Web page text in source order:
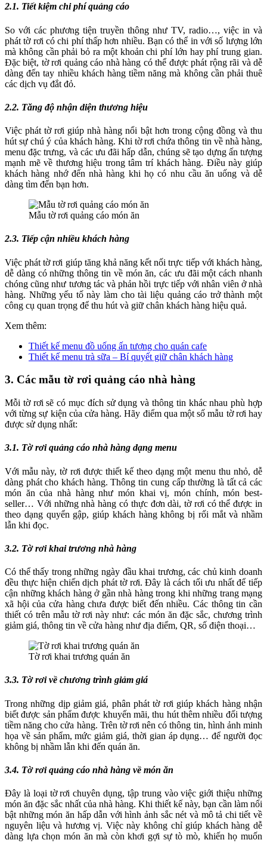
2.1. Tiết kiệm chi phí quảng cáo
So với các phương tiện truyền thông như TV, radio…, việc in và
phát tờ rơi có chi phí thấp hơn nhiều. Bạn có thể in với số lượng lớn
mà không cần phải bỏ ra một khoản chi phí lớn hay phí trung gian.
Đặc biệt, tờ rơi quảng cáo nhà hàng có thể được phát rộng rãi và dễ
dàng đến tay nhiều khách hàng tiềm năng mà không cần phải thuê
các dịch vụ đắt đỏ.
2.2. Tăng độ nhận diện thương hiệu
Việc phát tờ rơi giúp nhà hàng nổi bật hơn trong cộng đồng và thu
hút sự chú ý của khách hàng. Khi tờ rơi chứa thông tin về nhà hàng,
menu đặc trưng, và các ưu đãi hấp dẫn, chúng sẽ tạo dựng ấn tượng
mạnh mẽ về thương hiệu trong tâm trí khách hàng. Điều này giúp
khách hàng nhớ đến nhà hàng khi họ có nhu cầu ăn uống và dễ
dàng tìm đến bạn hơn.
Mẫu tờ rơi quảng cáo món ăn
2.3. Tiếp cận nhiều khách hàng
Việc phát tờ rơi giúp tăng khả năng kết nối trực tiếp với khách hàng,
dễ dàng có những thông tin về món ăn, các ưu đãi một cách nhanh
chóng cũng như tương tác và phản hồi trực tiếp với nhân viên ở nhà
hàng. Những yếu tố này làm cho tài liệu quảng cáo trở thành một
công cụ quan trọng để thu hút và giữ chân khách hàng hiệu quả.
Xem thêm:
Thiết kế menu đồ uống ấn tượng cho quán cafe
Thiết kế menu trà sữa – Bí quyết giữ chân khách hàng
3. Các mẫu tờ rơi quảng cáo nhà hàng
Mỗi tờ rơi sẽ có mục đích sử dụng và thông tin khác nhau phù hợp
với từng sự kiện của cửa hàng. Hãy điểm qua một số mẫu tờ rơi hay
được sử dụng nhất:
3.1. Tờ rơi quảng cáo nhà hàng dạng menu
Với mẫu này, tờ rơi được thiết kế theo dạng một menu thu nhỏ, dễ
dàng phát cho khách hàng. Thông tin cung cấp thường là tất cả các
món ăn của nhà hàng như món khai vị, món chính, món best-
seller… Với những nhà hàng có thực đơn dài, tờ rơi có thể được in
theo dạng quyển gập, giúp khách hàng không bị rối mắt và nhầm
lẫn khi đọc.
3.2. Tờ rơi khai trương nhà hàng
Có thể thấy trong những ngày đầu khai trương, các chủ kinh doanh
đều thực hiện chiến dịch phát tờ rơi. Đây là cách tối ưu nhất để tiếp
cận những khách hàng ở gần nhà hàng trong khi những trang mạng
xã hội của cửa hàng chưa được biết đến nhiều. Các thông tin cần
thiết có trên mẫu tờ rơi này như: các món ăn đặc sắc, chương trình
giảm giá, thông tin về cửa hàng như địa điểm, QR, số điện thoại…
Tờ rơi khai trương quán ăn
3.3. Tờ rơi về chương trình giảm giá
Trong những dịp giảm giá, phân phát tờ rơi giúp khách hàng nhận
biết được sản phẩm được khuyến mãi, thu hút thêm nhiều đối tượng
tiềm năng cho cửa hàng. Trên tờ rơi nên có thông tin, hình ảnh minh
họa về sản phẩm, mức giảm giá, thời gian áp dụng… để người đọc
không bị nhầm lẫn khi đến quán ăn.
3.4. Tờ rơi quảng cáo nhà hàng về món ăn
Đây là loại tờ rơi chuyên dụng, tập trung vào việc giới thiệu những
món ăn đặc sắc nhất của nhà hàng. Khi thiết kế này, bạn cần làm nổi
bật những món ăn hấp dẫn với hình ảnh sắc nét và mô tả chi tiết về
nguyên liệu và hương vị. Việc này không chỉ giúp khách hàng dễ
dàng lựa chọn món ăn mà còn khơi gợi sự tò mò, khiến họ muốn